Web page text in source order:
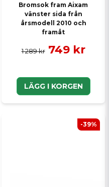
Bromsok fram Aixam
vänster sida från
årsmodell 2010 och
framåt
1 289 kr 749 kr
LÄGG I KORGEN
-39%